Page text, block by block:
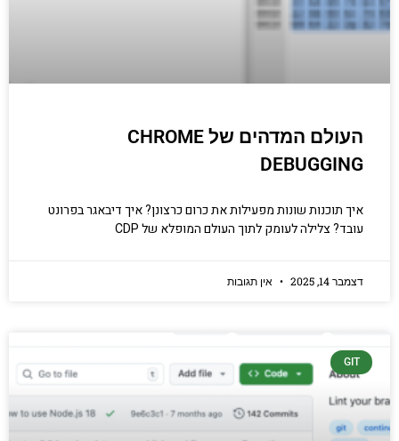
העולם המדהים של CHROME
DEBUGGING
איך תוכנות שונות מפעילות את כרום כרצונן? איך דיבאגר בפרונט
עובד? צלילה לעומק לתוך העולם המופלא של CDP
דצמבר 14, 2025 אין תגובות
GIT